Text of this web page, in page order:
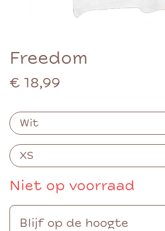
Freedom
€ 18,99
Niet op voorraad
Blijf op de hoogte